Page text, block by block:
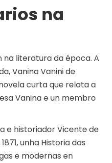
na
literatura da época. A
Vanina Vanini de
curta que relata a
Vanina e un membro
e historiador Vicente de
unha Historia das
e modernas en